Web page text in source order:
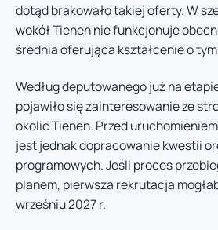
dotąd brakowało takiej oferty. W
wokół Tienen nie funkcjonuje
średnia oferująca kształcenie o
Według deputowanego już na
pojawiło się zainteresowanie ze
okolic Tienen. Przed
jest jednak dopracowanie kwestii
programowych. Jeśli proces
planem, pierwsza rekrutacja
wrześniu 2027 r.